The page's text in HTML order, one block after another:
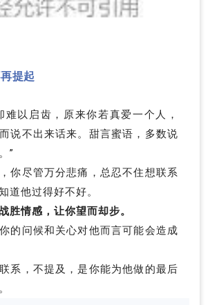
提起
难以启齿，原来你若真爱一个人，
说不出来话来。甜言蜜语，多数说
”
你尽管万分悲痛，总忍不住想联系
道他过得好不好。
胜情感，让你望而却步。
的问候和关心对他而言可能会造成
系，不提及，是你能为他做的最后